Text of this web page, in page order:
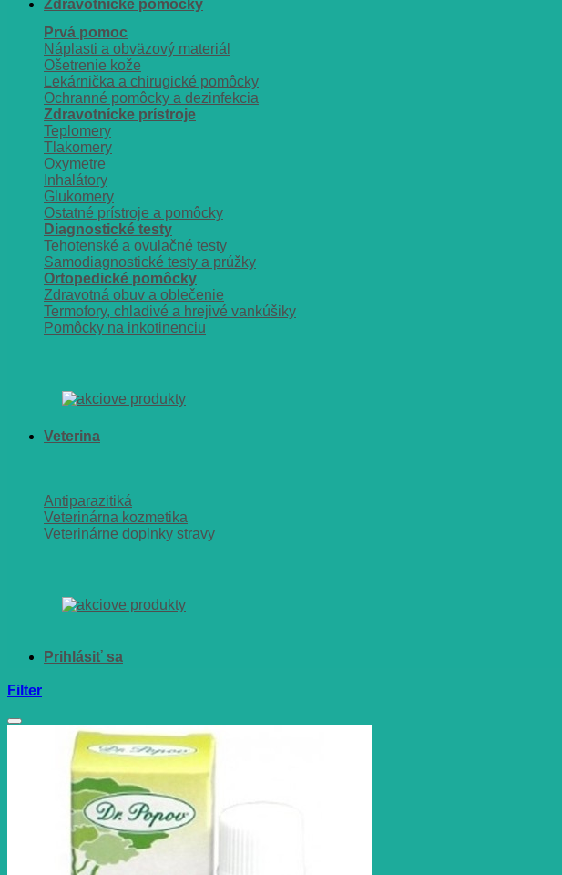
Zdravotnícke pomôcky
Prvá pomoc
Náplasti a obväzový materiál
Ošetrenie kože
Lekárnička a chirugické pomôcky
Ochranné pomôcky a dezinfekcia
Zdravotnícke prístroje
Teplomery
Tlakomery
Oxymetre
Inhalátory
Glukomery
Ostatné prístroje a pomôcky
Diagnostické testy
Tehotenské a ovulačné testy
Samodiagnostické testy a prúžky
Ortopedické pomôcky
Zdravotná obuv a oblečenie
Termofory, chladivé a hrejivé vankúšiky
Pomôcky na inkotinenciu
Veterina
Antiparazitiká
Veterinárna kozmetika
Veterinárne doplnky stravy
Filter